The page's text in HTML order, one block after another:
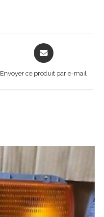
Opens
in
new
Envoyer ce produit par e-mail